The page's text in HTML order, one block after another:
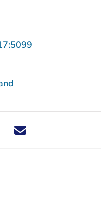
dit nieuwsbericht via X -
Deel dit nieuwsbericht via
Deel dit nieuwsbericht
Deel dit